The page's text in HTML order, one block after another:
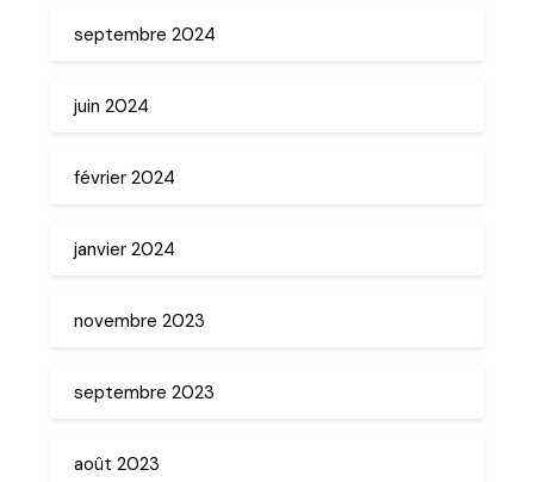
septembre 2024
juin 2024
février 2024
janvier 2024
novembre 2023
septembre 2023
août 2023